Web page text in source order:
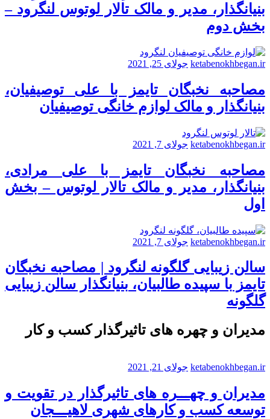
بنیانگذار، مدیر و مالک تالار لوتوس لنگرود –
بخش دوم
ketabenokhbegan.ir جولای 25, 2021
مصاحبه نخبگان تایمز با علی توصیفیان،
بنیانگذار و مالک لوازم خانگی توصیفیان
ketabenokhbegan.ir جولای 7, 2021
مصاحبه نخبگان تایمز با علی مرادی،
بنیانگذار، مدیر و مالک تالار لوتوس – بخش
اول
ketabenokhbegan.ir جولای 7, 2021
سالن زیبایی گلگونه لنگرود | مصاحبه نخبگان
تایمز با سپیده طالبیان، بنیانگذار سالن زیبایی
گلگونه
مدیران و چهره های تاثیرگذار کسب و کار
ketabenokhbegan.ir جولای 21, 2021
مدیران و چهـــره های تاثیرگذار در تقویت و
توسعه کسب و کارهای شهری لاهیـــجان